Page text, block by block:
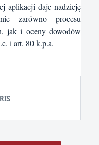
aplikacji daje nadzieję
zarówno procesu
jak i oceny dowodów
i art. 80 k.p.a.